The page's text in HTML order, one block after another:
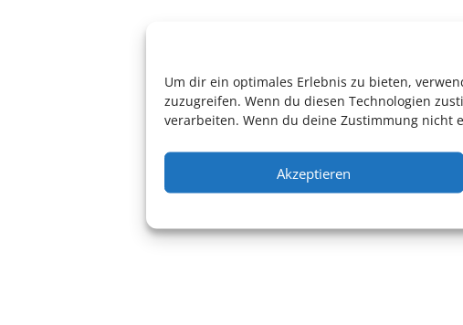
Um dir ein optimales Erlebnis zu bieten,
zuzugreifen. Wenn du diesen Technologien
verarbeiten. Wenn du deine Zustimmung nicht
Akzeptieren